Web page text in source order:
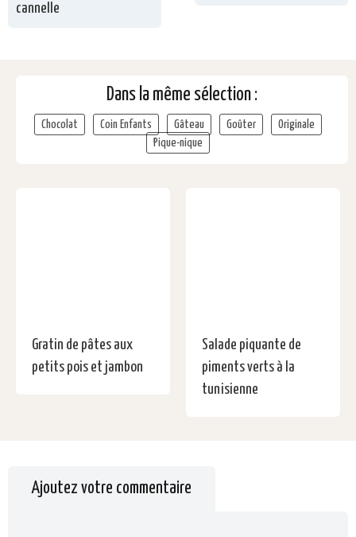
cannelle
Dans la même sélection :
Chocolat Coin Enfants Gâteau Goûter
Originale
Pique-nique
Gratin de pâtes aux
petits pois et jambon
Salade piquante de
piments verts à la
tunisienne
Ajoutez votre commentaire